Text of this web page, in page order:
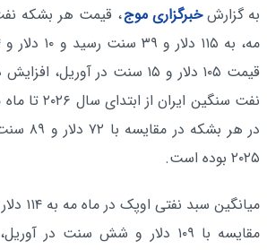
به گزارشخبرگزاری موج، قیمت هر بشکه
قیمت ۱۰۵ دلار و ۱۵ سنت در
در هر
۲۰۲۵ بوده است.